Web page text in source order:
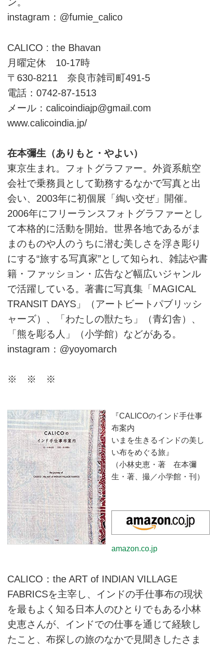
instagram：@fumie_calico
CALICO : the Bhavan
月曜定休 10-17時
〒630-8211 奈良市雑司町491-5
電話：0742-87-1513
メール：calicoindiajp@gmail.com
www.calicoindia.jp/
在本彌生（ありもと・やよい）
東京生まれ。フォトグラファー。外資系航空
会社で乗務員として勤務するなかで写真と出
会い、2003年に初個展「綯い交ぜ」開催。
2006年にフリーランスフォトグラファーとし
て本格的に活動を開始。世界各地であるがま
まのものや人のうちに潜む美しさを浮き彫り
にする“旅する写真家”として知られ、雑誌や書
籍・ファッション・広告など幅広いジャンル
で活躍している。著書に写真集「MAGICAL
TRANSIT DAYS」（アートビートパブリッシ
ャーズ）、「わたしの獣たち」（青幻舎）、
「熊を彫る人」（小学館）などがある。
instagram：@yoyomarch
※ ※ ※
『CALICOのインド手仕事
布案内
いまを生きるインドの美し
い布をめぐる旅』
（小林史恵・著 在本彌
生・著、撮／小学館・刊）
amazon.co.jp
CALICO：the ART of INDIAN VILLAGE
FABRICSを主宰し、インドの手仕事布の現状
を最もよく知る日本人のひとりでもある小林
史恵さんが、インドでの仕事を通じて経験し
たこと、布探しの旅のなかで見聞きしたさま